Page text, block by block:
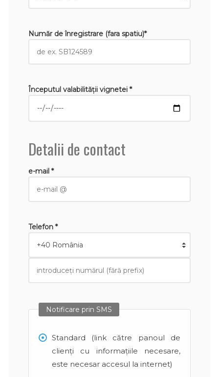
Număr de înregistrare (fara spatiu)*
Începutul valabilităţii vignetei *
Detalii de contact
e-mail *
Telefon *
Notificare prin SMS
Standard (link către panoul de
clienți cu informațiile necesare,
este necesar accesul la internet)